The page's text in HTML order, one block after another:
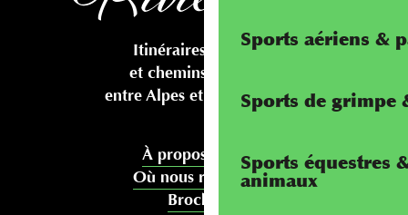
Sports aériens &
Sports de grimpe
Sports équestres
animaux
Itinéraires cyclables
et chemins pédestres
entre Alpes et Méditerranée
À propos de nous
Où nous rencontrer
Brochures